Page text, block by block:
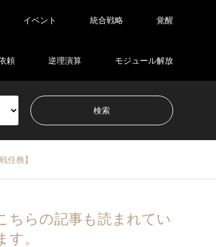
イベント 統合戦略 覚醒
頼 逆理演算 モジュール解放
任務】
ちらの記事も読まれてい
す。